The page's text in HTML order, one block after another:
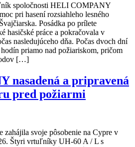
spoločnosti HELI COMPANY
pri hasení rozsiahleho lesného
Posádka po prílete
hasičské práce a pokračovala v
nasledujúceho dňa. Počas dvoch dní
priamo nad požiariskom, pričom
[…]
nasadená a pripravená
pred požiarmi
svoje pôsobenie na Cypre v
Štyri vrtuľníky UH-60 A / L s